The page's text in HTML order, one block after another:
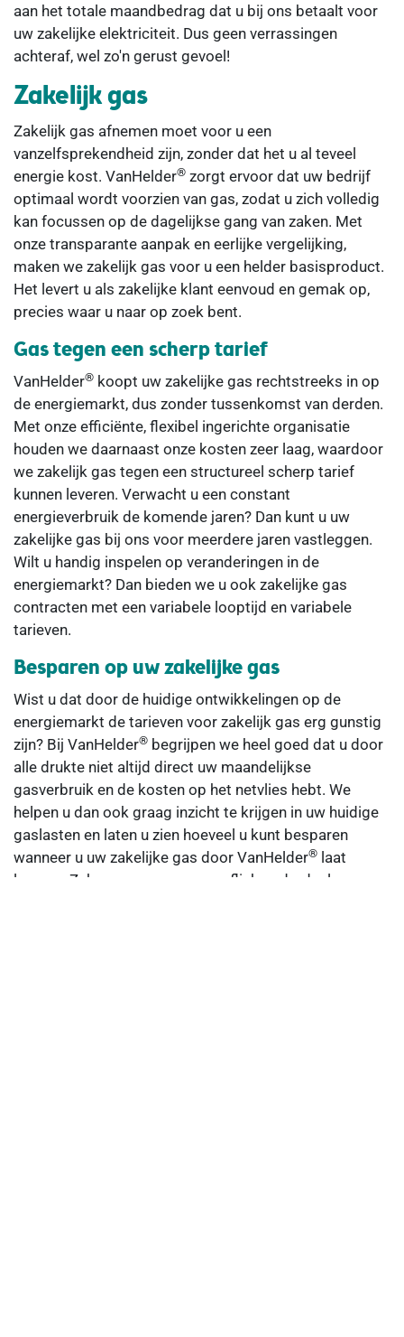
aan het totale maandbedrag dat u bij ons betaalt voor
uw zakelijke elektriciteit. Dus geen verrassingen
achteraf, wel zo'n gerust gevoel!
Zakelijk gas
Zakelijk gas afnemen moet voor u een
vanzelfsprekendheid zijn, zonder dat het u al teveel
energie kost. VanHelder® zorgt ervoor dat uw bedrijf
optimaal wordt voorzien van gas, zodat u zich volledig
kan focussen op de dagelijkse gang van zaken. Met
onze transparante aanpak en eerlijke vergelijking,
maken we zakelijk gas voor u een helder basisproduct.
Het levert u als zakelijke klant eenvoud en gemak op,
precies waar u naar op zoek bent.
Gas tegen een scherp tarief
VanHelder® koopt uw zakelijke gas rechtstreeks in op
de energiemarkt, dus zonder tussenkomst van derden.
Met onze efficiënte, flexibel ingerichte organisatie
houden we daarnaast onze kosten zeer laag, waardoor
we zakelijk gas tegen een structureel scherp tarief
kunnen leveren. Verwacht u een constant
energieverbruik de komende jaren? Dan kunt u uw
zakelijke gas bij ons voor meerdere jaren vastleggen.
Wilt u handig inspelen op veranderingen in de
energiemarkt? Dan bieden we u ook zakelijke gas
contracten met een variabele looptijd en variabele
tarieven.
Besparen op uw zakelijke gas
Wist u dat door de huidige ontwikkelingen op de
energiemarkt de tarieven voor zakelijk gas erg gunstig
zijn? Bij VanHelder® begrijpen we heel goed dat u door
alle drukte niet altijd direct uw maandelijkse
gasverbruik en de kosten op het netvlies hebt. We
helpen u dan ook graag inzicht te krijgen in uw huidige
gaslasten en laten u zien hoeveel u kunt besparen
wanneer u uw zakelijke gas door VanHelder® laat
leveren. Zeker wanneer gas een flink onderdeel